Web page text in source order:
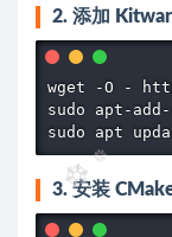
2. 添加
wget -O -
sudo apt-
sudo apt
3. 安装